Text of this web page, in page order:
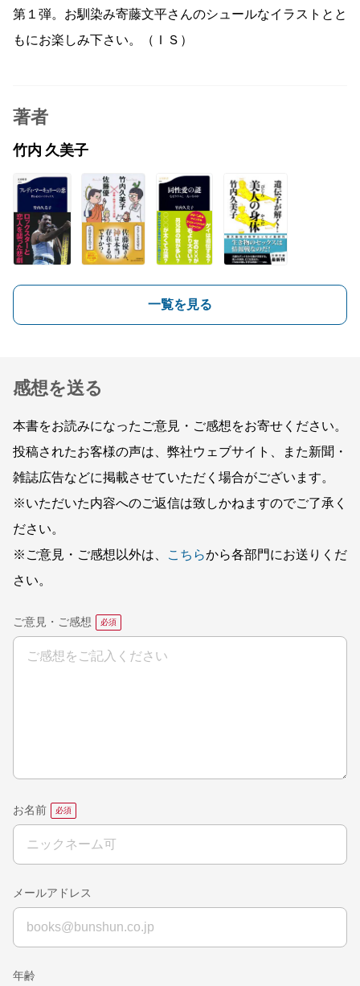
第１弾。お馴染み寄藤文平さんのシュールなイラストとと
もにお楽しみ下さい。（ＩＳ）
著者
竹内 久美子
一覧を見る
感想を送る
本書をお読みになったご意見・ご感想をお寄せください。
投稿されたお客様の声は、弊社ウェブサイト、また新聞・
雑誌広告などに掲載させていただく場合がございます。
※いただいた内容へのご返信は致しかねますのでご了承く
ださい。
※ご意見・ご感想以外は、
こちらから各部門にお送りくだ
さい。
ご意見・ご感想
お名前
メールアドレス
年齢